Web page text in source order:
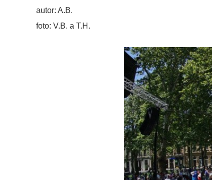
autor: A.B.
foto: V.B. a T.H.